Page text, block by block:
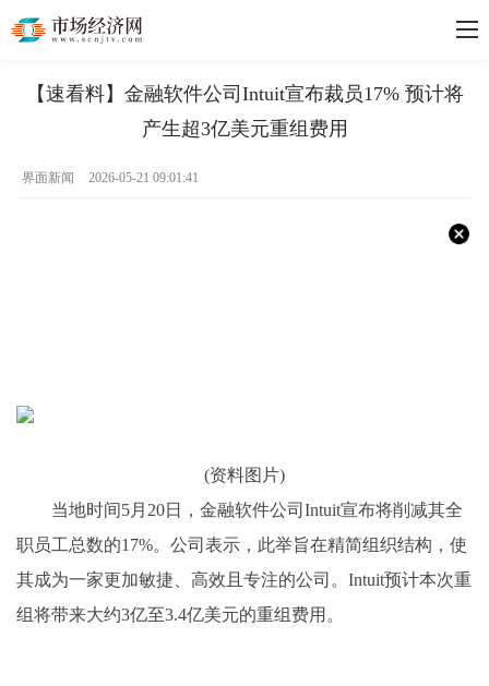
【速看料】金融软件公司Intuit宣布裁员17% 预计将
产生超3亿美元重组费用
界面新闻 2026-05-21 09:01:41
(资料图片)
当地时间5月20日，金融软件公司Intuit宣布将削减其全
职员工总数的17%。公司表示，此举旨在精简组织结构，使
其成为一家更加敏捷、高效且专注的公司。Intuit预计本次重
组将带来大约3亿至3.4亿美元的重组费用。